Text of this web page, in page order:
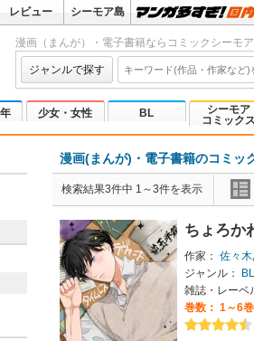
レビュー シーモア島
漫画（まんが）・電子書籍ならコミックシーモア
ジャンルで探す
少女・女性 BL
シーモア
コミックス
漫画(まんが)・電子書籍のコミッ
検索結果3件中 1～3件を表示
ちょろか
作家： 佐々木
ジャンル：
雑誌・レーベ
巻数： 1～6巻